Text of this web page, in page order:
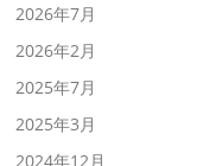
2026年7月
2026年2月
2025年7月
2025年3月
2024年12月